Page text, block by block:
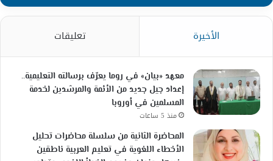
الأخيرة تعليقات
معهد «بيان» في روما يعرّف برسالته التعليمية..
إعداد جيل جديد من الأئمة والمرشدين لخدمة
المسلمين في أوروبا
منذ 5 ساعات
المحاضرة الثانية من سلسلة محاضرات تحليل
الأخطاء اللغوية في تعليم العربية ناطقين